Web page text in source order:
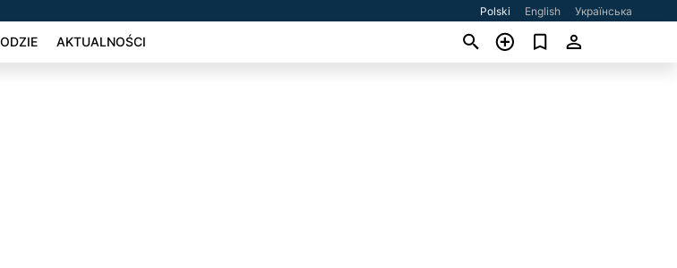
Polski English Українська
AKTUALNOŚCI